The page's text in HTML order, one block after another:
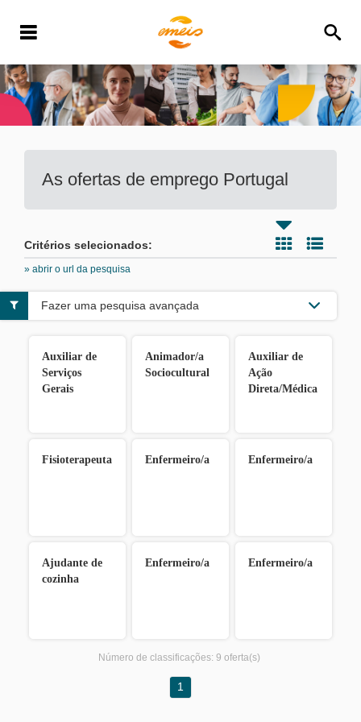
As ofertas de emprego Portugal
Critérios selecionados:
» abrir o url da pesquisa
Auxiliar de
Serviços
Gerais
Animador/a
Sociocultural
Auxiliar de
Ação
Direta/Médica
Fisioterapeuta Enfermeiro/a Enfermeiro/a
Ajudante de
cozinha
Enfermeiro/a Enfermeiro/a
Fazer uma pesquisa avançada
Número de classificações: 9 oferta(s)
1